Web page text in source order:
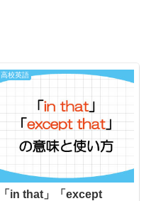
高校英語
「in that」「except